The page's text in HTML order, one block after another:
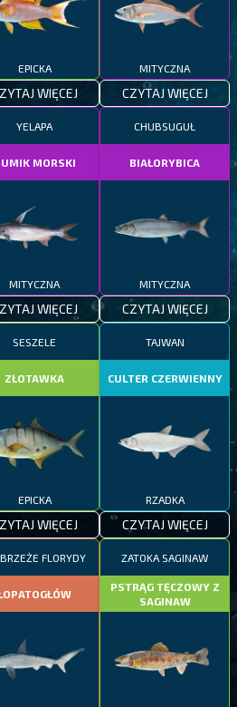
EPICKA
WIĘCEJ
MITYCZNA
CZYTAJ WIĘCEJ
YELAPA
MORSKI
MITYCZNA
WIĘCEJ
CHUBSUGUŁ
BIAŁORYBICA
MITYCZNA
CZYTAJ WIĘCEJ
SESZELE
ZŁOTAWKA
EPICKA
WIĘCEJ
TAJWAN
CULTER CZERWIENNY
RZADKA
CZYTAJ WIĘCEJ
FLORYDY ZATOKA SAGINAW
PSTRĄG TĘCZOWY Z
SAGINAW